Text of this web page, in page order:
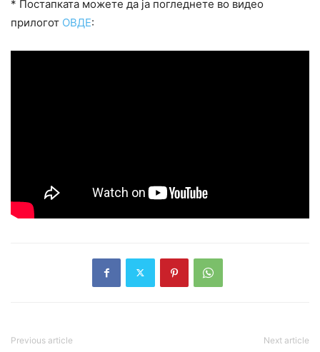
* Постапката можете да ја погледнете во видео
прилогот ОВДЕ:
Previous article Next article